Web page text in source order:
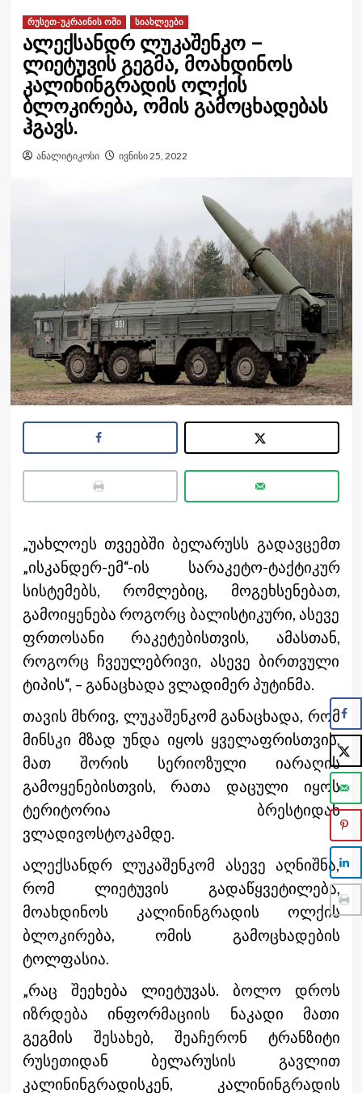
რუსეთ-უკრაინის ომი სიახლეები
ალექსანდრ ლუკაშენკო –
ლიეტუვის გეგმა, მოახდინოს
კალინინგრადის ოლქის
ბლოკირება, ომის გამოცხადებას
ჰგავს.
ანალიტიკოსი ივნისი 25, 2022
„უახლოეს თვეებში ბელარუსს გადავცემთ
„ისკანდერ-ემ“-ის სარაკეტო-ტაქტიკურ
სისტემებს, რომლებიც, მოგეხსენებათ,
გამოიყენება როგორც ბალისტიკური, ასევე
ფრთოსანი რაკეტებისთვის, ამასთან,
როგორც ჩვეულებრივი, ასევე ბირთვული
ტიპის“, – განაცხადა ვლადიმერ პუტინმა.
თავის მხრივ, ლუკაშენკომ განაცხადა, რომ
მინსკი მზად უნდა იყოს ყველაფრისთვის,
მათ შორის სერიოზული იარაღის
გამოყენებისთვის, რათა დაცული იყოს
ტერიტორია ბრესტიდან
ვლადივოსტოკამდე.
ალექსანდრ ლუკაშენკომ ასევე აღნიშნა,
რომ ლიეტუვის გადაწყვეტილება,
მოახდინოს კალინინგრადის ოლქის
ბლოკირება, ომის გამოცხადების
ტოლფასია.
„რაც შეეხება ლიეტუვას. ბოლო დროს
იზრდება ინფორმაციის ნაკადი მათი
გეგმის შესახებ, შეაჩერონ ტრანზიტი
რუსეთიდან ბელარუსის გავლით
კალინინგრადისკენ, კალინინგრადის